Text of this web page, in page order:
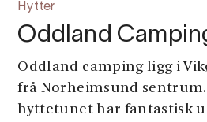
Hytter
Oddland
Oddland camping ligg i
frå Norheimsund
hyttetunet har fantastisk